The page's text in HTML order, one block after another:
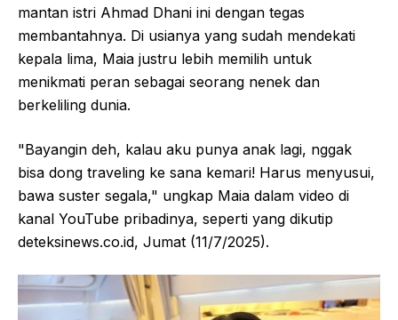
mantan istri Ahmad Dhani ini dengan tegas
membantahnya. Di usianya yang sudah mendekati
kepala lima, Maia justru lebih memilih untuk
menikmati peran sebagai seorang nenek dan
berkeliling dunia.
"Bayangin deh, kalau aku punya anak lagi, nggak
bisa dong traveling ke sana kemari! Harus menyusui,
bawa suster segala," ungkap Maia dalam video di
kanal YouTube pribadinya, seperti yang dikutip
deteksinews.co.id, Jumat (11/7/2025).